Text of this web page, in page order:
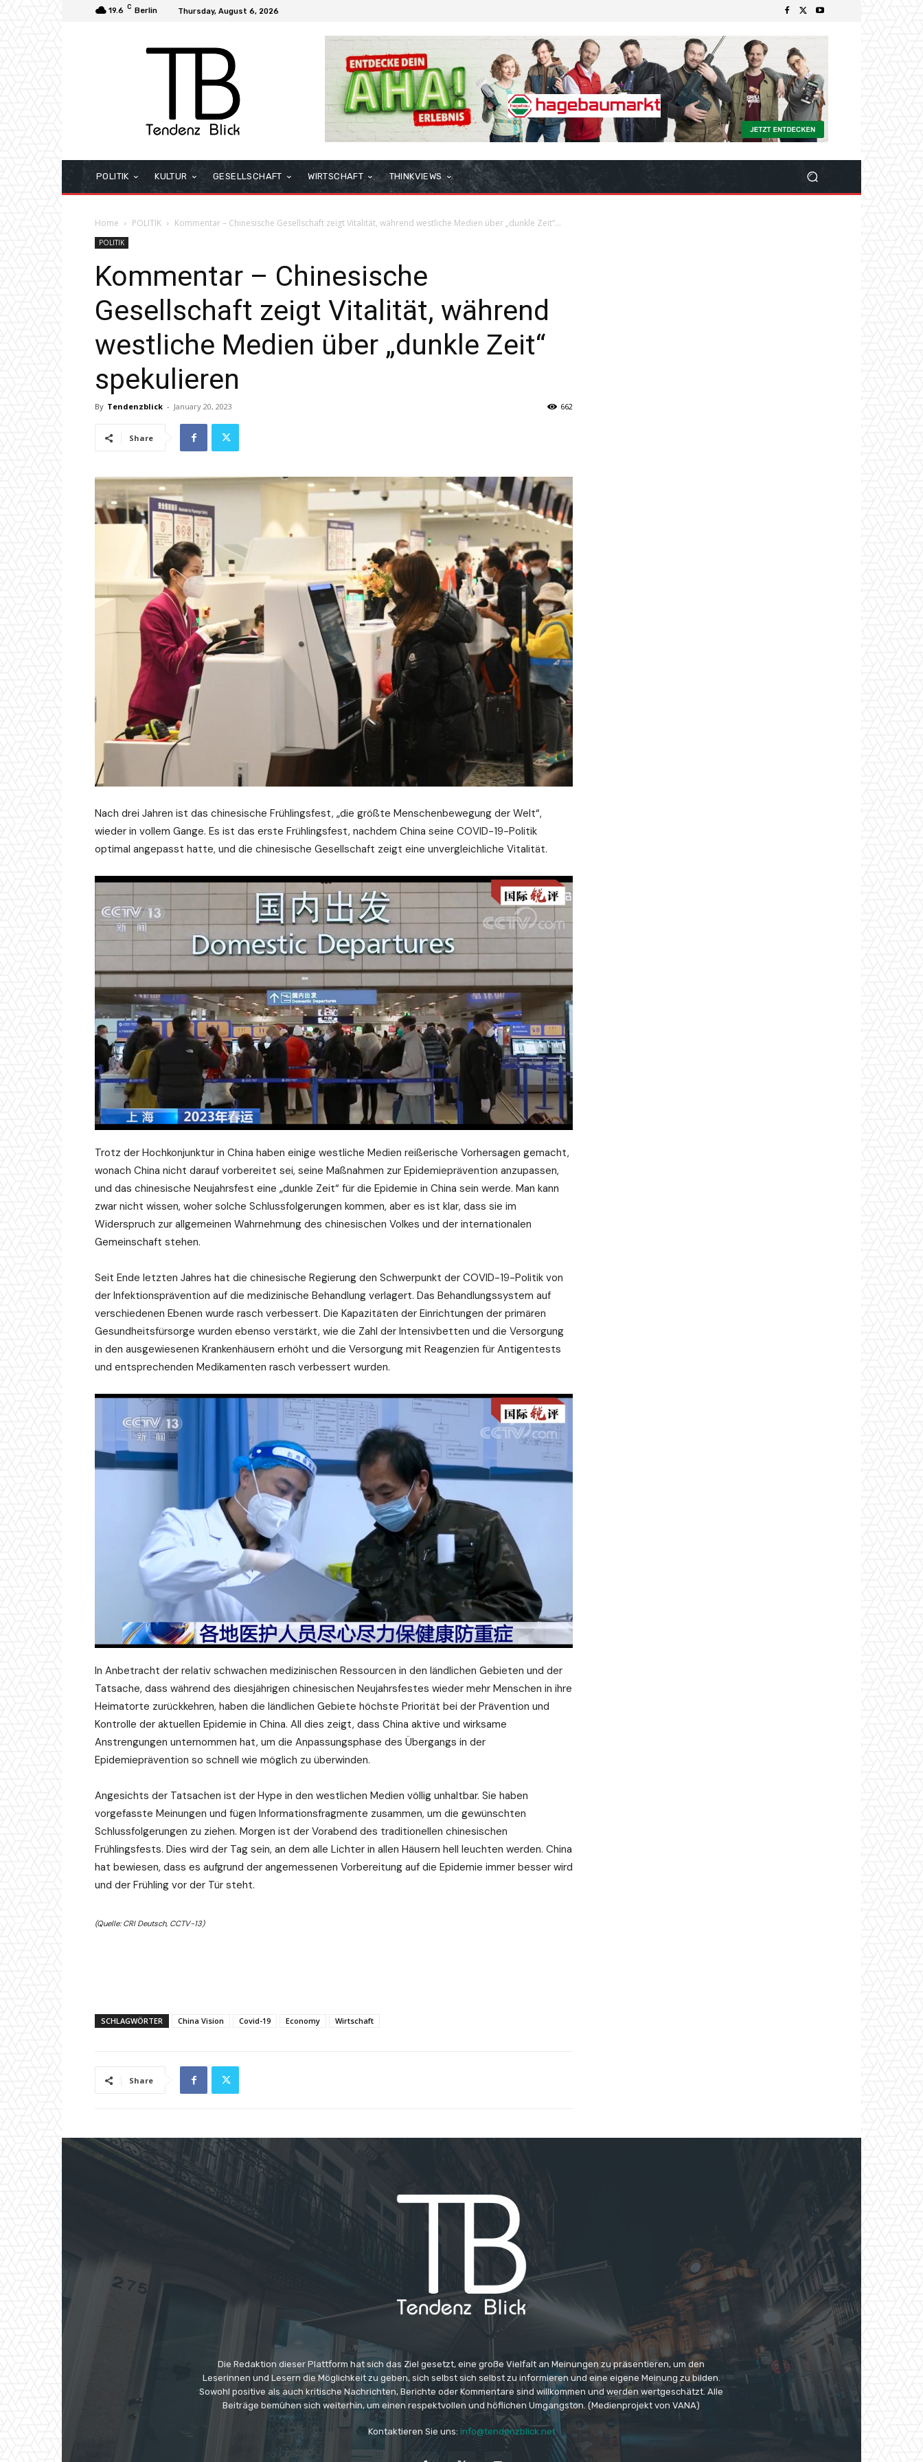
19.6 C Berlin Thursday, August 6, 2026
POLITIK KULTUR GESELLSCHAFT WIRTSCHAFT THINKVIEWS
Home POLITIK Kommentar – Chinesische Gesellschaft zeigt Vitalität, während westliche Medien über „dunkle Zeit“...
POLITIK
Kommentar – Chinesische
Gesellschaft zeigt Vitalität, während
westliche Medien über „dunkle Zeit“
spekulieren
By Tendenzblick - January 20, 2023 662
Share
Nach drei Jahren ist das chinesische Frühlingsfest, „die größte Menschenbewegung der Welt“,
wieder in vollem Gange. Es ist das erste Frühlingsfest, nachdem China seine COVID-19-Politik
optimal angepasst hatte, und die chinesische Gesellschaft zeigt eine unvergleichliche Vitalität.
Trotz der Hochkonjunktur in China haben einige westliche Medien reißerische Vorhersagen gemacht,
wonach China nicht darauf vorbereitet sei, seine Maßnahmen zur Epidemieprävention anzupassen,
und das chinesische Neujahrsfest eine „dunkle Zeit“ für die Epidemie in China sein werde. Man kann
zwar nicht wissen, woher solche Schlussfolgerungen kommen, aber es ist klar, dass sie im
Widerspruch zur allgemeinen Wahrnehmung des chinesischen Volkes und der internationalen
Gemeinschaft stehen.
Seit Ende letzten Jahres hat die chinesische Regierung den Schwerpunkt der COVID-19-Politik von
der Infektionsprävention auf die medizinische Behandlung verlagert. Das Behandlungssystem auf
verschiedenen Ebenen wurde rasch verbessert. Die Kapazitäten der Einrichtungen der primären
Gesundheitsfürsorge wurden ebenso verstärkt, wie die Zahl der Intensivbetten und die Versorgung
in den ausgewiesenen Krankenhäusern erhöht und die Versorgung mit Reagenzien für Antigentests
und entsprechenden Medikamenten rasch verbessert wurden.
In Anbetracht der relativ schwachen medizinischen Ressourcen in den ländlichen Gebieten und der
Tatsache, dass während des diesjährigen chinesischen Neujahrsfestes wieder mehr Menschen in ihre
Heimatorte zurückkehren, haben die ländlichen Gebiete höchste Priorität bei der Prävention und
Kontrolle der aktuellen Epidemie in China. All dies zeigt, dass China aktive und wirksame
Anstrengungen unternommen hat, um die Anpassungsphase des Übergangs in der
Epidemieprävention so schnell wie möglich zu überwinden.
Angesichts der Tatsachen ist der Hype in den westlichen Medien völlig unhaltbar. Sie haben
vorgefasste Meinungen und fügen Informationsfragmente zusammen, um die gewünschten
Schlussfolgerungen zu ziehen. Morgen ist der Vorabend des traditionellen chinesischen
Frühlingsfests. Dies wird der Tag sein, an dem alle Lichter in allen Häusern hell leuchten werden. China
hat bewiesen, dass es aufgrund der angemessenen Vorbereitung auf die Epidemie immer besser wird
und der Frühling vor der Tür steht.
(Quelle: CRI Deutsch, CCTV-13)
SCHLAGWÖRTER China Vision Covid-19 Economy Wirtschaft
Share
Die Redaktion dieser Plattform hat sich das Ziel gesetzt, eine große Vielfalt an Meinungen zu präsentieren, um den
Leserinnen und Lesern die Möglichkeit zu geben, sich selbst sich selbst zu informieren und eine eigene Meinung zu bilden.
Sowohl positive als auch kritische Nachrichten, Berichte oder Kommentare sind willkommen und werden wertgeschätzt. Alle
Beiträge bemühen sich weiterhin, um einen respektvollen und höflichen Umgangston. (Medienprojekt von VANA)
Kontaktieren Sie uns: info@tendenzblick.net